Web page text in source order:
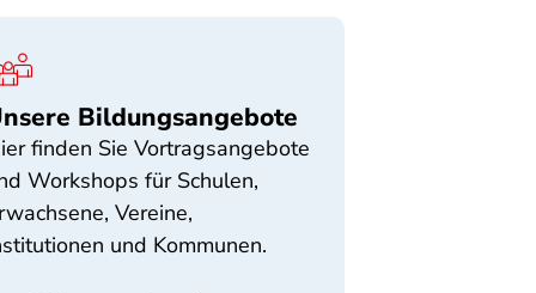
Bildungsangebote
finden Sie Vortragsangebote
Workshops für Schulen,
Vereine,
und Kommunen.